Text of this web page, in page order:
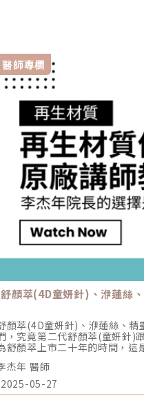
醫師專欄
舒顏萃(4D童妍針)、洢蓮絲
顏萃(4D童妍針)、洢蓮絲、精
，究竟第二代舒顏萃(童妍針)
舒顏萃上市二十年的時間，這
萃的名字，加上一代二代三代
然這也表示舒顏萃(童妍針)在
原蛋白增生劑的愛恨情仇，讓
針有更深入了解的話，也可參
杰年 醫師
2025-05-27